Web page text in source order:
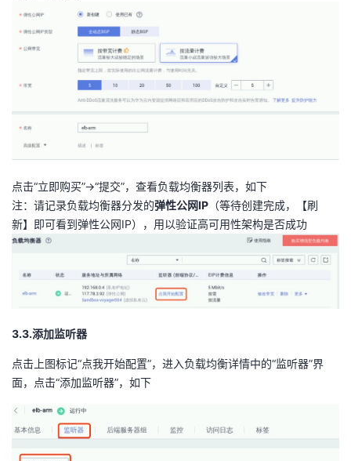
点击“立即购买”->“提交”，查看负载均衡器列表，如下
注：请记录负载均衡器分发的弹性公网IP （等待创建完成，【刷
新】即可看到弹性公网IP），用以验证高可用性架构是否成功
3.3.添加监听器
点击上图标记“点我开始配置”，进入负载均衡详情中的“监听器”界
面，点击“添加监听器”，如下